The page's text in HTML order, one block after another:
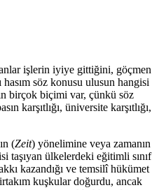
işlerin iyiye gittiğini, göçmen
söz konusu ulusun hangisi
birçok biçimi var, çünkü söz
karşıtlığı, üniversite karşıtlığı,
(Zeit) yönelimine veya zamanın
taşıyan ülkelerdeki eğitimli sınıf
kazandığı ve temsilî hükümet
kuşkular doğurdu, ancak